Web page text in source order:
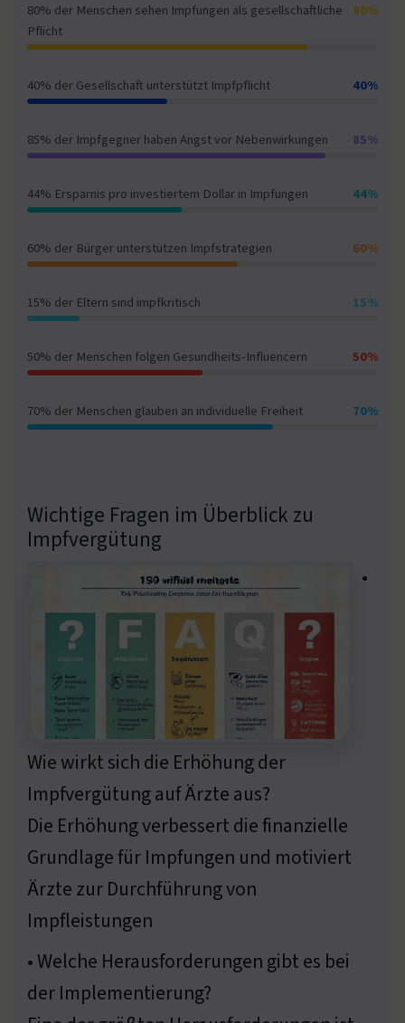
80% der Menschen sehen Impfungen als gesellschaftliche
Pflicht
80%
40% der Gesellschaft unterstützt Impfpflicht 40%
85% der Impfgegner haben Angst vor Nebenwirkungen 85%
44% Ersparnis pro investiertem Dollar in Impfungen 44%
60% der Bürger unterstützen Impfstrategien 60%
15% der Eltern sind impfkritisch 15%
50% der Menschen folgen Gesundheits-Influencern 50%
70% der Menschen glauben an individuelle Freiheit 70%
Wichtige Fragen im Überblick zu
Impfvergütung
•
Wie wirkt sich die Erhöhung der
Impfvergütung auf Ärzte aus?
Die Erhöhung verbessert die finanzielle
Grundlage für Impfungen und motiviert
Ärzte zur Durchführung von
Impfleistungen
• Welche Herausforderungen gibt es bei
der Implementierung?